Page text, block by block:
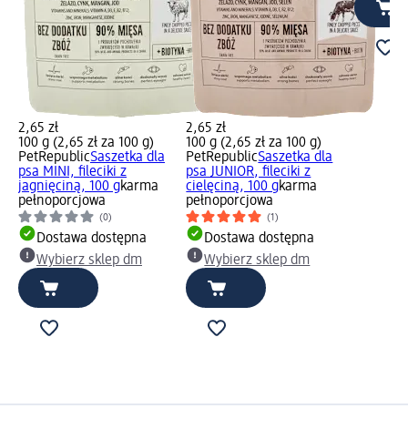
2,65 zł
100 g (2,65 zł za 100 g)
PetRepublicSaszetka dla
psa MINI, fileciki z
jagnięciną, 100 gkarma
pełnoporcjowa
(0)
Dostawa dostępna
Wybierz sklep dm
2,65 zł
100 g (2,65 zł za 100 g)
PetRepublicSaszetka dla
psa JUNIOR, fileciki z
cielęciną, 100 gkarma
pełnoporcjowa
(1)
Dostawa dostępna
Wybierz sklep dm